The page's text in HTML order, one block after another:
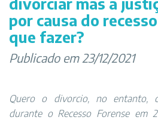
por causa do
que fazer?
Publicado em 23/12/2021
Quero o divorcio, no entanto,
durante o Recesso Forense em